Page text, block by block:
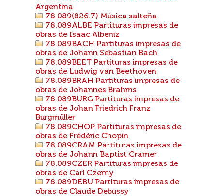
Argentina
78.089(826.7) Música salteña
78.089ALBE Partituras impresas de
obras de Isaac Albeniz
78.089BACH Partituras impresas de
obras de Johann Sebastian Bach
78.089BEET Partituras impresas de
obras de Ludwig van Beethoven
78.089BRAH Partituras impresas de
obras de Johannes Brahms
78.089BURG Partituras impresas de
obras de Johan Friedrich Franz
Burgmüller
78.089CHOP Partituras impresas de
obras de Frédéric Chopin
78.089CRAM Partituras impresas de
obras de Johann Baptist Cramer
78.089CZER Partituras impresas de
obras de Carl Czerny
78.089DEBU Partituras impresas de
obras de Claude Debussy